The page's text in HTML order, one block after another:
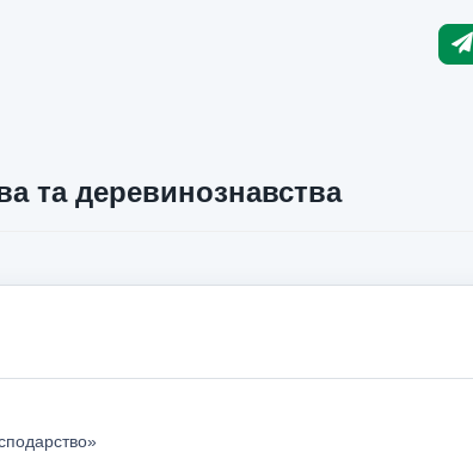
та деревинознавства